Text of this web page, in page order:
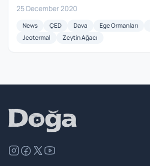
25 December 2020
News ÇED Dava Ege Ormanları
Jeotermal
Zeytin Ağacı